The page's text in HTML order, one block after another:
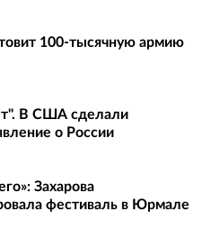
100-тысячную армию
В США сделали
о России
Захарова
фестиваль в Юрмале